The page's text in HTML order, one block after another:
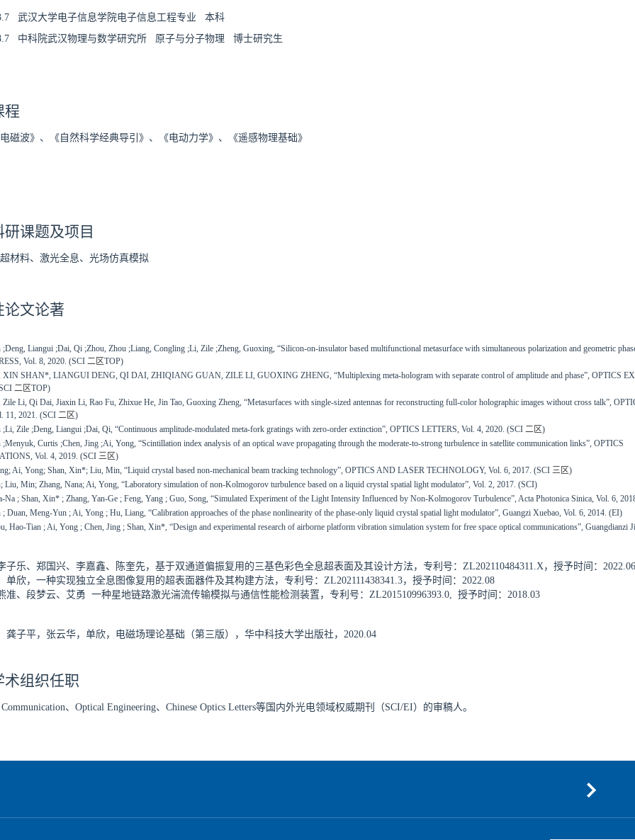
武汉大学电子信息学院电子信息工程专业 本科
中科院武汉物理与数学研究所 原子与分子物理 博士研究生
程
磁波》、《自然科学经典导引》、《电动力学》、《遥感物理基础》
研课题及项目
材料、激光全息、光场仿真模拟
论文论著
Liangui ;Dai, Qi ;Zhou, Zhou ;Liang, Congling ;Li, Zile ;Zheng, Guoxing, “Silicon-on-insulator based multifunctional metasurface with simultaneous polarization and geometric
Vol. 8, 2020. (SCI 二区TOP)
SHAN*, LIANGUI DENG, QI DAI, ZHIQIANG GUAN, ZILE LI, GUOXING ZHENG, “Multiplexing meta-hologram with separate control of amplitude and phase”, OPTICS
二区TOP)
Zile Li, Qi Dai, Jiaxin Li, Rao Fu, Zhixue He, Jin Tao, Guoxing Zheng, “Metasurfaces with single-sized antennas for reconstructing full-color holographic images without cross talk”,
11, 2021. (SCI 二区)
;Li, Zile ;Deng, Liangui ;Dai, Qi, “Continuous amplitude-modulated meta-fork gratings with zero-order extinction”, OPTICS LETTERS, Vol. 4, 2020. (SCI 二区)
Curtis ;Chen, Jing ;Ai, Yong, “Scintillation index analysis of an optical wave propagating through the moderate-to-strong turbulence in satellite communication links”, OPTICS
Vol. 4, 2019. (SCI 三区)
Ai, Yong; Shan, Xin*; Liu, Min, “Liquid crystal based non-mechanical beam tracking technology”, OPTICS AND LASER TECHNOLOGY, Vol. 6, 2017. (SCI 三区)
Liu, Min; Zhang, Nana; Ai, Yong, “Laboratory simulation of non-Kolmogorov turbulence based on a liquid crystal spatial light modulator”, Vol. 2, 2017. (SCI)
Na ; Shan, Xin* ; Zhang, Yan-Ge ; Feng, Yang ; Guo, Song, “Simulated Experiment of the Light Intensity Influenced by Non-Kolmogorov Turbulence”, Acta Photonica Sinica, Vol. 6,
Duan, Meng-Yun ; Ai, Yong ; Hu, Liang, “Calibration approaches of the phase nonlinearity of the phase-only liquid crystal spatial light modulator”, Guangzi Xuebao, Vol. 6, 2014. (EI)
Hao-Tian ; Ai, Yong ; Chen, Jing ; Shan, Xin*, “Design and experimental research of airborne platform vibration simulation system for free space optical communications”, Guangdianzi
子乐、郑国兴、李嘉鑫、陈奎先，基于双通道偏振复用的三基色彩色全息超表面及其设计方法，专利号：ZL202110484311.X，授予时间：2022.06
单欣，一种实现独立全息图像复用的超表面器件及其构建方法，专利号：ZL202111438341.3，授予时间：2022.08
准、段梦云、艾勇 一种星地链路激光湍流传输模拟与通信性能检测装置，专利号：ZL201510996393.0, 授予时间：2018.03
龚子平，张云华，单欣，电磁场理论基础（第三版），华中科技大学出版社，2020.04
术组织任职
、 Optical Engineering、 Chinese Optics Letters等国内外光电领域权威期刊（SCI/EI）的审稿人。